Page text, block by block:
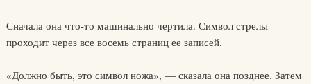
Сначала она что-то машинально чертила. Символ стрелы
проходит через все восемь страниц ее записей.
«Должно быть, это символ ножа», — сказала она позднее. Затем